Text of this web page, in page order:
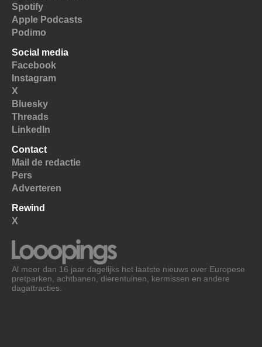
Spotify
Apple Podcasts
Podimo
Social media
Facebook
Instagram
X
Bluesky
Threads
LinkedIn
Contact
Mail de redactie
Pers
Adverteren
Rewind
X
Al meer dan 16 jaar dagelijks het laatste nieuws over Europese
pretparken, achtbanen, dierentuinen, kermissen en andere
dagattracties.